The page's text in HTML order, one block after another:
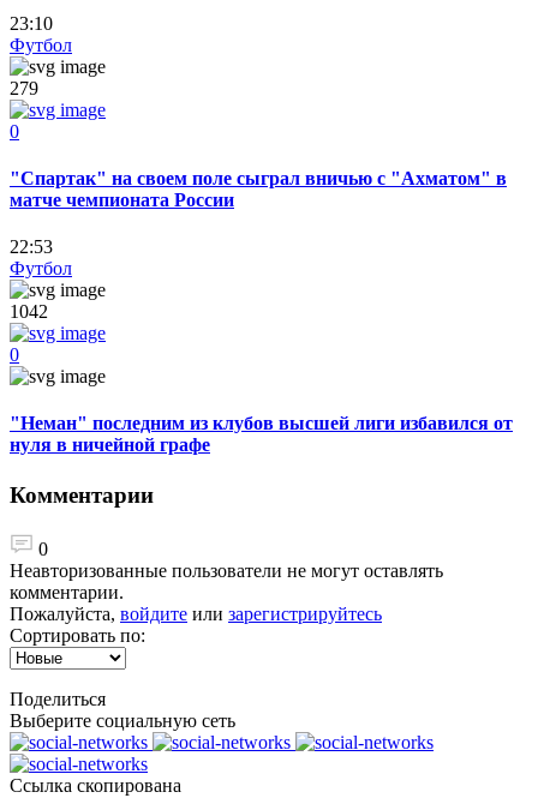
23:10
Футбол
279
0
"Спартак" на своем поле сыграл вничью с "Ахматом" в
матче чемпионата России
22:53
Футбол
1042
0
"Неман" последним из клубов высшей лиги избавился от
нуля в ничейной графе
Комментарии
0
Неавторизованные пользователи не могут оставлять
комментарии.
Пожалуйста, войдите или зарегистрируйтесь
Сортировать по:
Поделиться
Выберите социальную сеть
Ccылка скопирована